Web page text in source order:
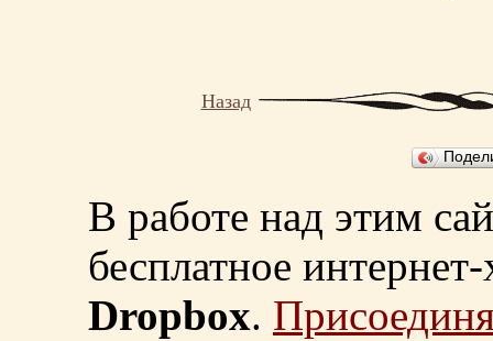
Назад
В работе над этим
бесплатное
Dropbox.